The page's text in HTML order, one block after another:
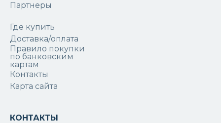
Партнеры
Где купить
Доставка/оплата
Правило покупки
по банковским
картам
Контакты
Карта сайта
КОНТАКТЫ